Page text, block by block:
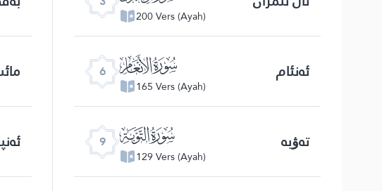
200 Vers (Ayah)
6 ﮒ
165 Vers (Ayah)
ئەنئام
9 ﮕ
129 Vers (Ayah)
تەۋبە